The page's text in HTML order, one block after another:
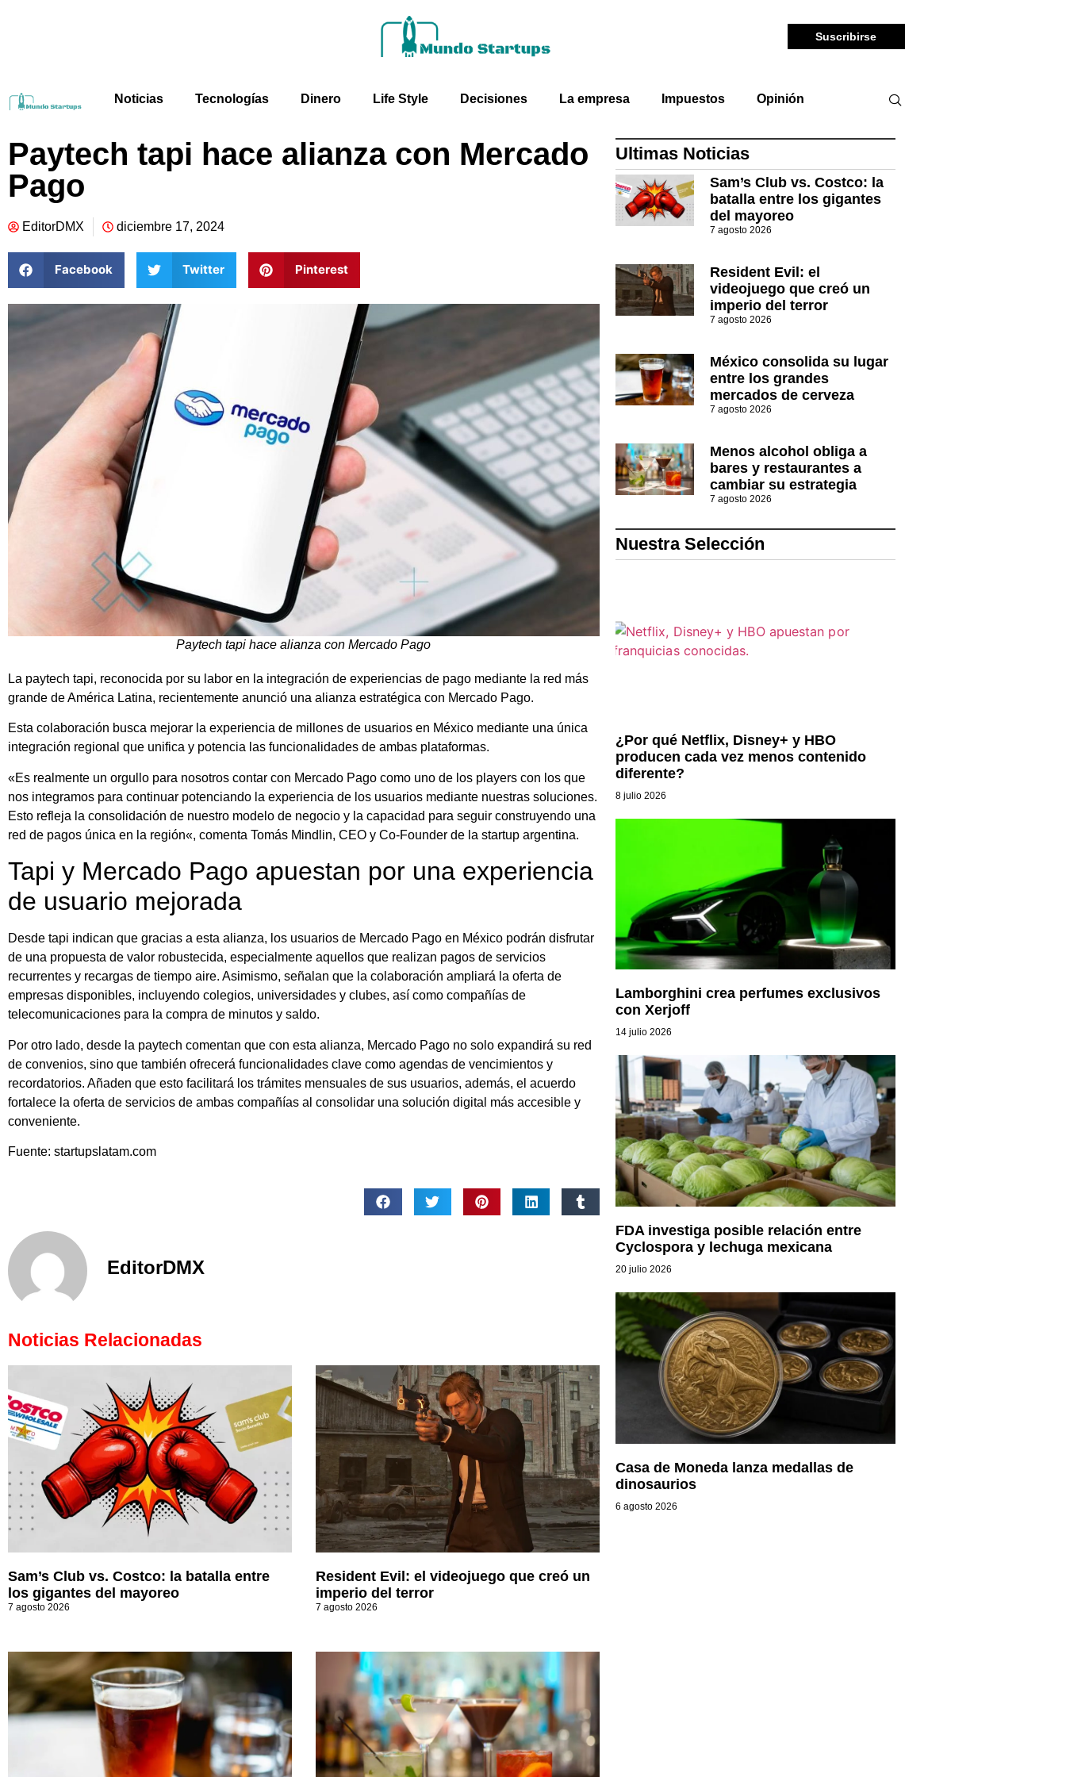
Suscribirse
Noticias Tecnologías Dinero Life Style Decisiones La empresa Impuestos Opinión
Paytech tapi hace alianza con Mercado
Pago
EditorDMX diciembre 17, 2024
Facebook Twitter Pinterest
Paytech tapi hace alianza con Mercado Pago
La paytech tapi, reconocida por su labor en la integración de experiencias de pago mediante la red más
grande de América Latina, recientemente anunció una alianza estratégica con Mercado Pago.
Esta colaboración busca mejorar la experiencia de millones de usuarios en México mediante una única
integración regional que unifica y potencia las funcionalidades de ambas plataformas.
«Es realmente un orgullo para nosotros contar con Mercado Pago como uno de los players con los que
nos integramos para continuar potenciando la experiencia de los usuarios mediante nuestras soluciones.
Esto refleja la consolidación de nuestro modelo de negocio y la capacidad para seguir construyendo una
red de pagos única en la región«, comenta Tomás Mindlin, CEO y Co-Founder de la startup argentina.
Tapi y Mercado Pago apuestan por una experiencia
de usuario mejorada
Desde tapi indican que gracias a esta alianza, los usuarios de Mercado Pago en México podrán disfrutar
de una propuesta de valor robustecida, especialmente aquellos que realizan pagos de servicios
recurrentes y recargas de tiempo aire. Asimismo, señalan que la colaboración ampliará la oferta de
empresas disponibles, incluyendo colegios, universidades y clubes, así como compañías de
telecomunicaciones para la compra de minutos y saldo.
Por otro lado, desde la paytech comentan que con esta alianza, Mercado Pago no solo expandirá su red
de convenios, sino que también ofrecerá funcionalidades clave como agendas de vencimientos y
recordatorios. Añaden que esto facilitará los trámites mensuales de sus usuarios, además, el acuerdo
fortalece la oferta de servicios de ambas compañías al consolidar una solución digital más accesible y
conveniente.
Fuente: startupslatam.com
EditorDMX
Noticias Relacionadas
Sam’s Club vs. Costco: la batalla entre
los gigantes del mayoreo
7 agosto 2026
Resident Evil: el videojuego que creó un
imperio del terror
7 agosto 2026
Ultimas Noticias
Sam’s Club vs. Costco: la
batalla entre los gigantes
del mayoreo
7 agosto 2026
Resident Evil: el
videojuego que creó un
imperio del terror
7 agosto 2026
México consolida su lugar
entre los grandes
mercados de cerveza
7 agosto 2026
Menos alcohol obliga a
bares y restaurantes a
cambiar su estrategia
7 agosto 2026
Nuestra Selección
¿Por qué Netflix, Disney+ y HBO
producen cada vez menos contenido
diferente?
8 julio 2026
Lamborghini crea perfumes exclusivos
con Xerjoff
14 julio 2026
FDA investiga posible relación entre
Cyclospora y lechuga mexicana
20 julio 2026
Casa de Moneda lanza medallas de
dinosaurios
6 agosto 2026